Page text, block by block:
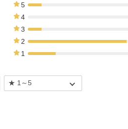
5
4
3
2
1